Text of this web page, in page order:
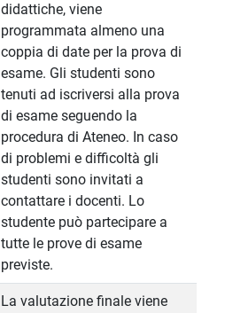
didattiche, viene
programmata almeno una
coppia di date per la prova di
esame. Gli studenti sono
tenuti ad iscriversi alla prova
di esame seguendo la
procedura di Ateneo. In caso
di problemi e difficoltà gli
studenti sono invitati a
contattare i docenti. Lo
studente può partecipare a
tutte le prove di esame
previste.
La valutazione finale viene